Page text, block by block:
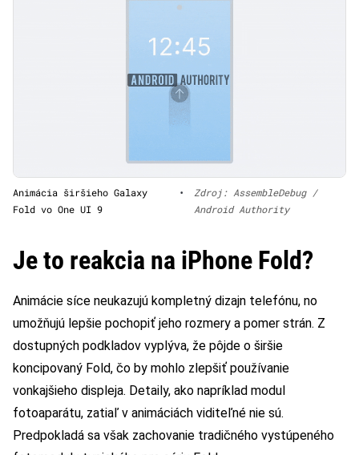
Animácia širšieho Galaxy
Fold vo One UI 9
•
Zdroj: AssembleDebug /
Android Authority
Je to reakcia na iPhone Fold?
Animácie síce neukazujú kompletný dizajn telefónu, no
umožňujú lepšie pochopiť jeho rozmery a pomer strán. Z
dostupných podkladov vyplýva, že pôjde o širšie
koncipovaný Fold, čo by mohlo zlepšiť používanie
vonkajšieho displeja. Detaily, ako napríklad modul
fotoaparátu, zatiaľ v animáciách viditeľné nie sú.
Predpokladá sa však zachovanie tradičného vystúpeného